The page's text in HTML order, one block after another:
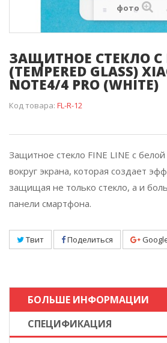
фото
ЗАЩИТНОЕ СТЕКЛО
(TEMPERED GLASS)
NOTE4/4 PRO (WHITE)
Код товара: FL-R-12
Защитное стекло FINE LINE с
вокруг экрана, которая создает
защищая не только стекло, а и
панели смартфона.
Твит Поделиться
БОЛЬШЕ ИНФОРМАЦИИ
СПЕЦИФИКАЦИЯ